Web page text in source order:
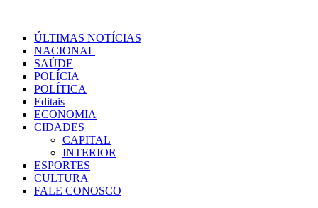
ÚLTIMAS NOTÍCIAS
NACIONAL
SAÚDE
POLÍCIA
POLÍTICA
Editais
ECONOMIA
CIDADES
CAPITAL
INTERIOR
ESPORTES
CULTURA
FALE CONOSCO